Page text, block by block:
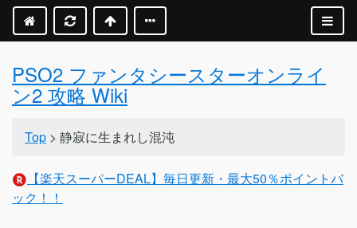
PSO2 ファンタシースターオンライ
ン2 攻略 Wiki
Top > 静寂に生まれし混沌
【楽天スーパーDEAL】毎日更新・最大50％ポイントバ
ック！！